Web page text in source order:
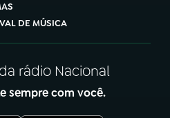
DE MÚSICA
rádio Nacional
sempre com você.